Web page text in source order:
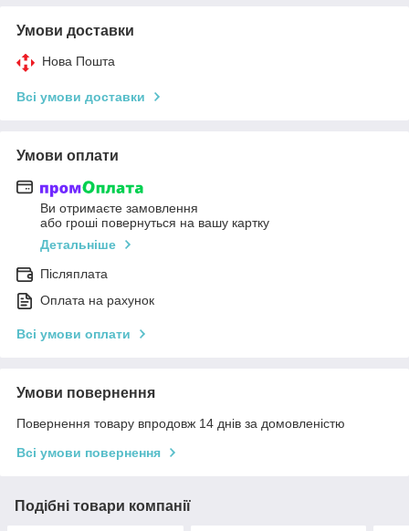
Умови доставки
Нова Пошта
Всі умови доставки
Умови оплати
Ви отримаєте замовлення
або гроші повернуться на вашу картку
Детальніше
Післяплата
Оплата на рахунок
Всі умови оплати
Умови повернення
Повернення товару впродовж 14 днів за домовленістю
Всі умови повернення
Подібні товари компанії